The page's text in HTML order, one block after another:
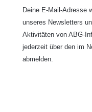
Deine E-Mail-Adresse
unseres Newsletters
Aktivitäten von ABG-
jederzeit über den im
abmelden.